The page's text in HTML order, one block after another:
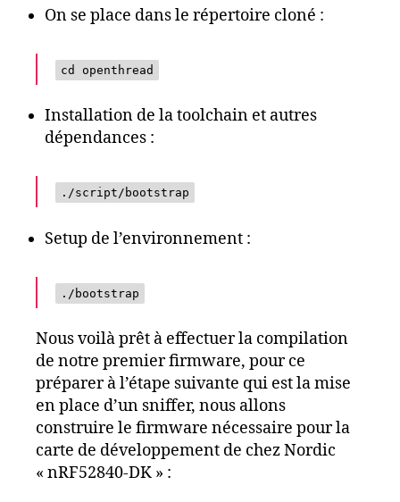
On se place dans le répertoire cloné :
cd openthread
Installation de la toolchain et autres
dépendances :
./script/bootstrap
Setup de l’environnement :
./bootstrap
Nous voilà prêt à effectuer la compilation
de notre premier firmware, pour ce
préparer à l’étape suivante qui est la mise
en place d’un sniffer, nous allons
construire le firmware nécessaire pour la
carte de développement de chez Nordic
« nRF52840-DK » :